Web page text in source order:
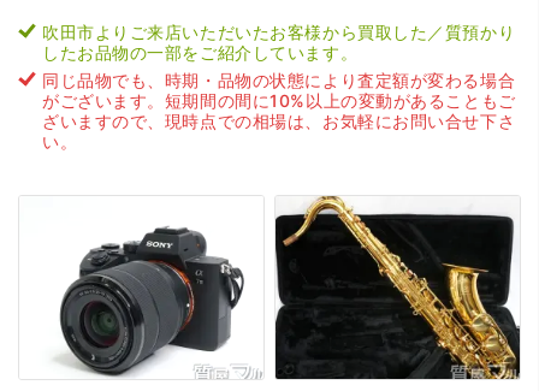
吹田市よりご来店いただいたお客様から買取した／質預かり
したお品物の一部をご紹介しています。
同じ品物でも、時期・品物の状態により査定額が変わる場合
がございます。短期間の間に10%以上の変動があることもご
ざいますので、現時点での相場は、お気軽にお問い合せ下さ
い。